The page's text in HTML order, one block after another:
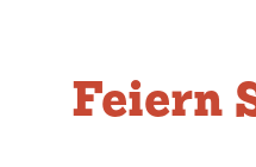
Feiern